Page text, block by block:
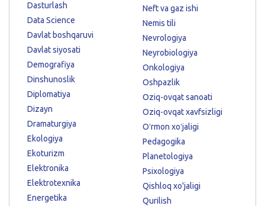
Dasturlash
Data Science
Davlat boshqaruvi
Davlat siyosati
Demografiya
Dinshunoslik
Diplomatiya
Dizayn
Dramaturgiya
Ekologiya
Ekoturizm
Elektronika
Elektrotexnika
Energetika
Neft va gaz ishi
Nemis tili
Nevrologiya
Neyrobiologiya
Onkologiya
Oshpazlik
Oziq-ovqat sanoati
Oziq-ovqat xavfsizligi
Oʻrmon xoʻjaligi
Pedagogika
Planetologiya
Psixologiya
Qishloq xo'jaligi
Qurilish